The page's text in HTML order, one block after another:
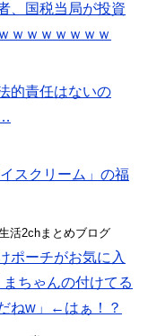
、国税当局が投資
ｗｗｗｗｗｗｗ
的責任はないの
スクリーム」の福
活2chまとめブログ
ポーチがお気に入
ちゃんの付けてる
ねw」←はぁ！？